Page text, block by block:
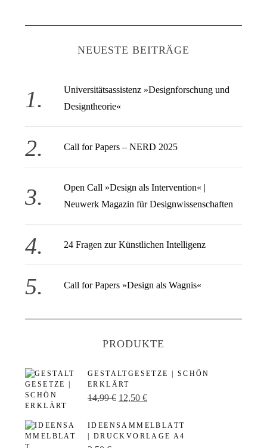
NEUESTE BEITRÄGE
Universitätsassistenz »Designforschung und
Designtheorie«
Call for Papers – NERD 2025
Open Call » Design als Intervention« |
Neuwerk Magazin für Designwissenschaften
24 Fragen zur Künstlichen Intelligenz
Call for Papers »Design als Wagnis«
PRODUKTE
GESTALTGESETZE | SCHÖN
ERKLÄRT
14,99€ U
s
12,50 €A
t
IDEENSAMMELBLATT
| DRUCKVORLAGE A4